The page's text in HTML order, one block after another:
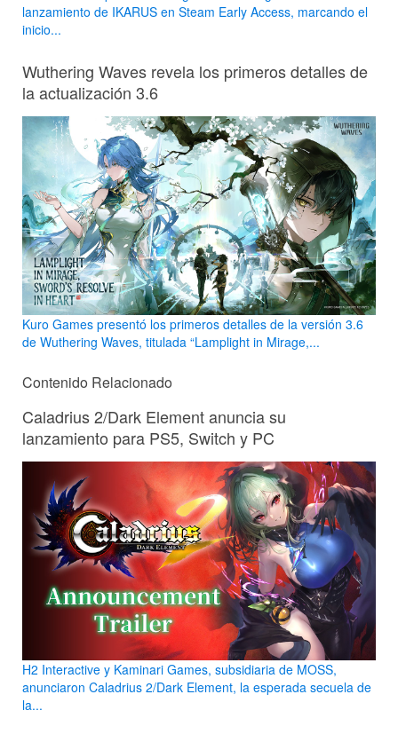
lanzamiento de IKARUS en Steam Early Access, marcando el
inicio...
Wuthering Waves revela los primeros detalles de
la actualización 3.6
Kuro Games presentó los primeros detalles de la versión 3.6
de Wuthering Waves, titulada “Lamplight in Mirage,...
Contenido Relacionado
Caladrius 2/Dark Element anuncia su
lanzamiento para PS5, Switch y PC
H2 Interactive y Kaminari Games, subsidiaria de MOSS,
anunciaron Caladrius 2/Dark Element, la esperada secuela de
la...